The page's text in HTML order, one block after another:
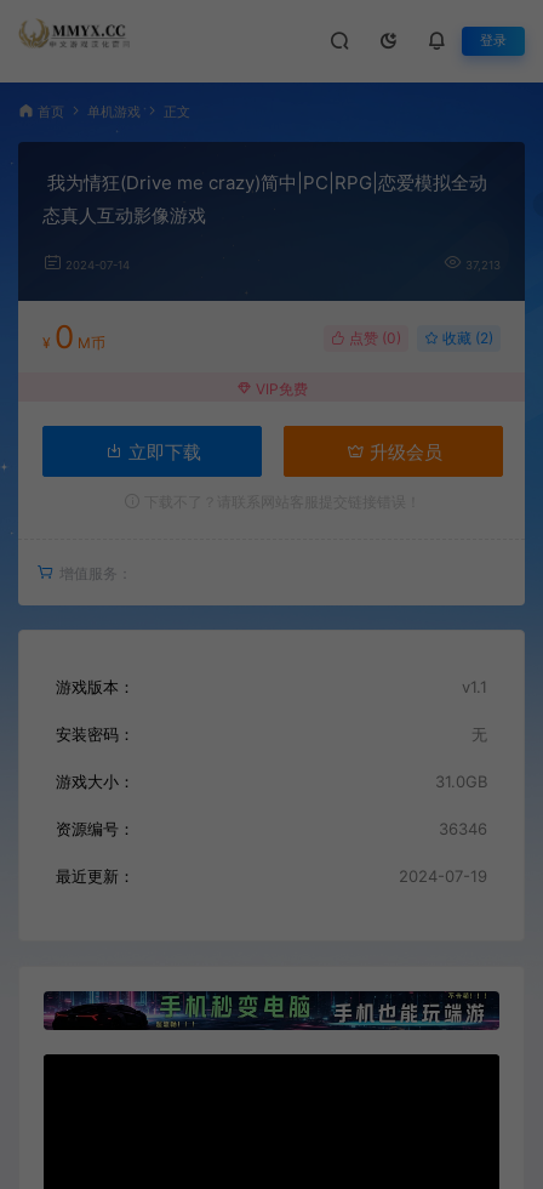
登录
首页 单机游戏 正文
我为情狂(Drive me crazy)简中|PC|RPG|恋爱模拟全动
态真人互动影像游戏
2024-07-14 37,213
¥ 0 M币 点赞 (0) 收藏 (2)
VIP免费
立即下载 升级会员
增值服务：
游戏版本： v1.1
安装密码： 无
游戏大小： 31.0GB
资源编号： 36346
最近更新： 2024-07-19